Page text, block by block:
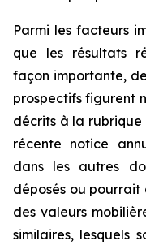
Parmi les facteurs
que les résultats
façon importante,
prospectifs figurent
décrits à la rubrique
récente notice
dans les autres
déposés ou pourrait
des valeurs
similaires, lesquels